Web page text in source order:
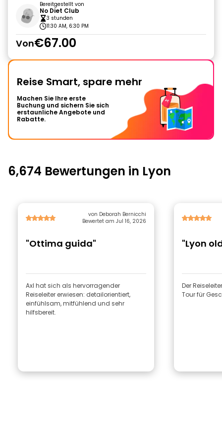
Bereitgestellt von
No Diet Club
3 stunden
11:30 AM, 6:30 PM
Von€67.00
Reise Smart, spare mehr
Machen Sie Ihre erste
Buchung und sichern Sie sich
erstaunliche Angebote und
Rabatte.
6,674 Bewertungen in Lyon
von Deborah Bernicchi
Bewertet am Jul 16, 2026
"Ottima guida"
Axl hat sich als hervorragender
Reiseleiter erwiesen: detailorientiert,
einfühlsam, mitfühlend und sehr
hilfsbereit.
"Lyon
Der
Tour für